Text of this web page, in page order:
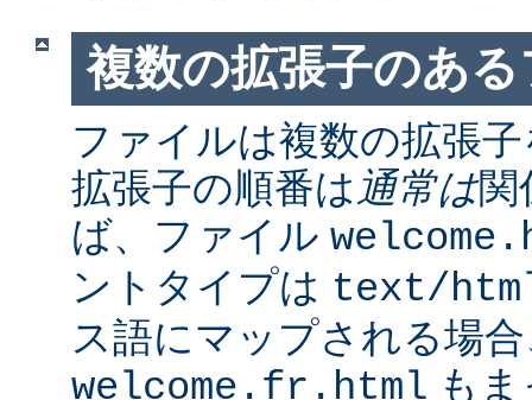
複数の拡張子のあ
ファイルは複数の拡張
拡張子の順番は 通常は関
ば、ファイル
ントタイプは text/
ス語にマップされる場
welcome.fr.html も